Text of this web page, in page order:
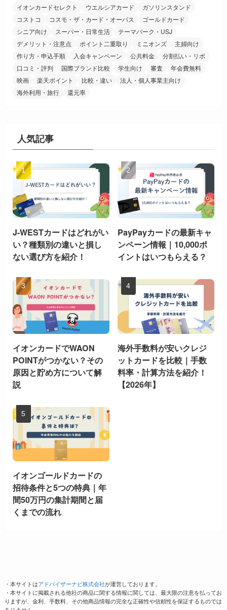
イオンカードセレクト
ウエルシアカード
ガソリンスタンド
コストコ
コスモ・ザ・カード・オーパス
ゴールドカード
シニア向け
スーパー・日常生活
テーマパーク・USJ
デメリット・注意点
ポイント二重取り ミニオンズ
主婦向け
作り方・申込手順
入会キャンペーン 公共料金
分割払い・リボ
口コミ・評判
国際ブランド比較 学生向け 審査
年会費無料
映画
楽天ポイント 比較・違い
法人・個人事業主向け
海外利用・旅行
還元率
人気記事
J-WESTカードはどれがい
い？種類別の違いと損し
ない選び方を紹介！
PayPayカードの最新キャ
ンペーン情報｜10,000ポ
イントはいつもらえる？
イオンカードでWAON
POINTがつかない？その
原因と貯め方について解
説
海外手数料が安いクレジ
ットカードを比較｜手数
料率・計算方法を紹介！
【2026年】
イオンゴールドカードの
招待条件と5つの特典｜年
間50万円の集計期間と届
くまでの流れ
・本サイトはアドバイザーナビ株式会社が運営しております。
・本サイトに掲載される他社の商品に関する情報に関しては、最大限の注意を払ってお
りますが、金利、手数料、その他商品情報の完全な正確性や信頼性を保証するものでは